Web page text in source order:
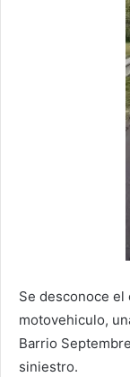
Se desconoce el
motovehiculo,
Barrio
siniestro.